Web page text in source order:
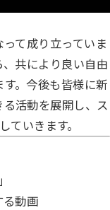
て成り立っていま
共により良い自由
。今後も皆様に新
活動を展開し、ス
いきます。
」
る動画